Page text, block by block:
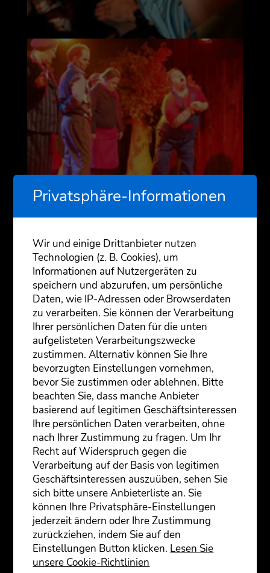
Pre­mie­re, 20.1.2005 im thal­haus,
Wiesbaden
Im Gewand einer Thea­ter-im-Thea­ter
Geschich­te erle­ben wir die Schwie­rig­kei­
ten einer Schau­spiel­trup­pe, die bei
Ankunft am Gast­spiel­ort mit chao­ti­schen
Ver­hält­nis­sen auf der Büh­ne kon­fron­tiert
Privatsphäre-Informationen
Wir und einige Drittanbieter nutzen
Technologien (z. B. Cookies), um
Informationen auf Nutzergeräten zu
speichern und abzurufen, um persönliche
Daten, wie IP-Adressen oder Browserdaten
zu verarbeiten. Sie können der Verarbeitung
Ihrer persönlichen Daten für die unten
aufgelisteten Verarbeitungszwecke
zustimmen. Alternativ können Sie Ihre
bevorzugten Einstellungen vornehmen,
bevor Sie zustimmen oder ablehnen. Bitte
beachten Sie, dass manche Anbieter
basierend auf legitimen Geschäftsinteressen
Ihre persönlichen Daten verarbeiten, ohne
nach Ihrer Zustimmung zu fragen. Um Ihr
Recht auf Widerspruch gegen die
Verarbeitung auf der Basis von legitimen
Geschäftsinteressen auszuüben, sehen Sie
sich bitte unsere Anbieterliste an. Sie
können Ihre Privatsphäre-Einstellungen
jederzeit ändern oder Ihre Zustimmung
zurückziehen, indem Sie auf den
Einstellungen Button klicken. Lesen Sie
unsere Cookie-Richtlinien